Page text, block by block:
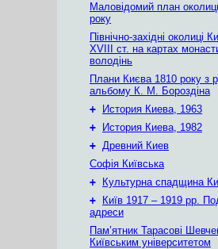
Маловідомий план
року
Північно-західні околиці
XVIII ст. на картах
володінь
Плани Києва 1810 року з
альбому К. М. Бороздіна
+
История Киева, 1963
+
История Киева, 1982
+ Древний Киев
Софія Київська
+
Культурна спадщина
+
Київ 1917 – 1919 рр.
адреси
Пам’ятник Тарасові
Київським університетом